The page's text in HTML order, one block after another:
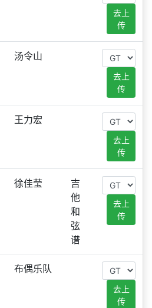
去上
传
汤令山
去上
传
王力宏
去上
传
徐佳莹
吉
他
和
弦
谱
去上
传
布偶乐队
去上
传